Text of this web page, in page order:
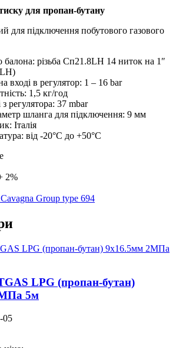
для пропан-бутану
для підключення побутового газового
різьба Сп21.8LH 14 ниток на 1″
вході в регулятор: 1 – 16 bar
1,5 кг/год
регулятора: 37 mbar
шланга для підключення: 9 мм
Італія
від -20°С до +50°С
2%
LPG (пропан-бутан)
5м
05